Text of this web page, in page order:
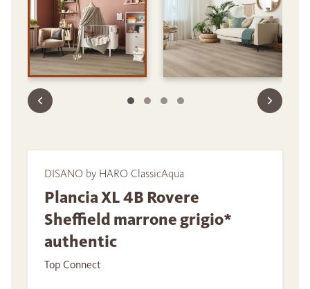
DISANO by HARO ClassicAqua
Plancia XL 4B Rovere
Sheffield marrone grigio*
authentic
Top Connect